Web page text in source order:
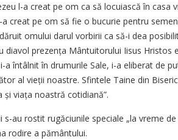
l-a creat pe om ca să locuiască în casa
creat pe om să fie o bucurie pentru
omului darul vorbirii ca să-i dea
diavol prezența Mântuitorului Iisus Hristos
a întâlnit în drumurile Sale, i-a eliberat de
al vieții noastre. Sfintele Taine din
viața noastră cotidiană”.
s-au rostit rugăciunile speciale „la vreme
rodire a pământului.